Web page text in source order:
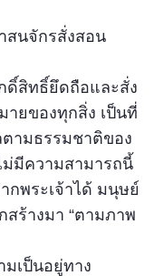
สนจักรสั่งสอน
ดิ์สิทธิ์ยึดถือและสั่ง
ายของทุกสิ่ง เป็นที่
ามธรรมชาติของ
ม่มีความสามารถนี้
กพระเจ้าได้ มนุษย์
ร้างมา “ตามภาพ
มเป็นอยู่ทาง